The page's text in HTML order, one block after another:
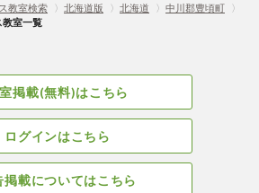
教室検索 〉 北海道版 〉 北海道 〉 中川郡豊頃町
〉
教室一覧
掲載(無料)はこちら
ログインはこちら
掲載についてはこちら